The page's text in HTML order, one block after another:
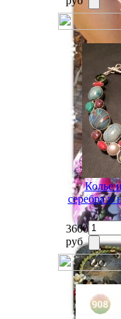
Колье
серебра и
3600
руб